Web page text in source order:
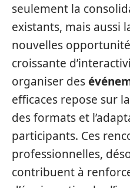
seulement la
existants, mais aussi
nouvelles
croissante
organiser des
efficaces repose sur
des formats et
participants. Ces
professionnelles,
contribuent à